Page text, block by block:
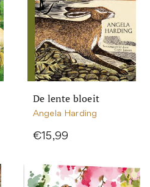
De lente bloeit
Angela Harding
€15,99